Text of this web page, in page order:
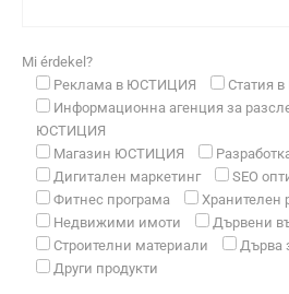
Mi érdekel?
Реклама в ЮСТИЦИЯ
Статия
Информационна агенция за
ЮСТИЦИЯ
Магазин ЮСТИЦИЯ
Дигитален маркетинг
SEO
Фитнес програма
Хранителен
Недвижими имоти
Дървени
Строителни материали
Дърва
Други продукти